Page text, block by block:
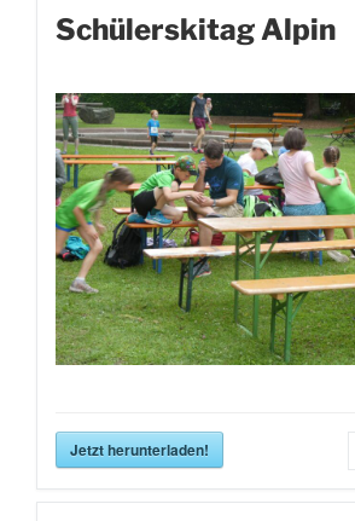
Schülerskitag Alpin
Jetzt herunterladen!